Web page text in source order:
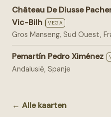
Château De Diusse
Vic-Bilh
VEGA
Gros Manseng, Sud Ouest,
Pemartín Pedro Ximénez
Andalusië, Spanje
← Alle kaarten